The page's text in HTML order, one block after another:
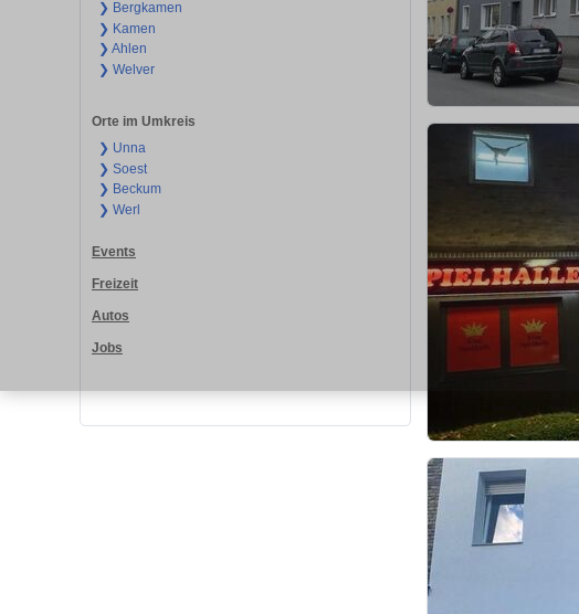
❯ Bergkamen
❯ Kamen
❯ Ahlen
❯ Welver
Orte im Umkreis
❯ Unna
❯ Soest
❯ Beckum
❯ Werl
Events
Freizeit
Autos
Jobs